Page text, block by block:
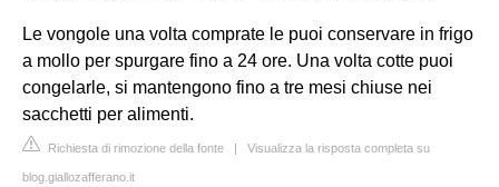
Le vongole una volta comprate le puoi conservare in frigo
a mollo per spurgare fino a 24 ore. Una volta cotte puoi
congelarle, si mantengono fino a tre mesi chiuse nei
sacchetti per alimenti.
Richiesta di rimozione della fonte | Visualizza la risposta completa su
blog.giallozafferano.it